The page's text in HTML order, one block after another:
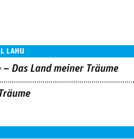
LAHU
Das Land meiner Träume